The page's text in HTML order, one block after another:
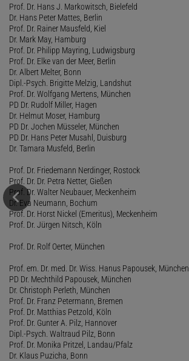
Prof. Dr. Hans J. Markowitsch, Bielefeld
Dr. Hans Peter Mattes, Berlin
Prof. Dr. Rainer Mausfeld, Kiel
Dr. Mark May, Hamburg
Prof. Dr. Philipp Mayring, Ludwigsburg
Prof. Dr. Elke van der Meer, Berlin
Dr. Albert Melter, Bonn
Dipl.-Psych. Brigitte Melzig, Landshut
Prof. Dr. Wolfgang Mertens, München
PD Dr. Rudolf Miller, Hagen
Dr. Helmut Moser, Hamburg
PD Dr. Jochen Müsseler, München
PD Dr. Hans Peter Musahl, Duisburg
Dr. Tamara Musfeld, Berlin
Prof. Dr. Friedemann Nerdinger, Rostock
Prof. Dr. Dr. Petra Netter, Gießen
Prof. Dr. Walter Neubauer, Meckenheim
Dr. Eva Neumann, Bochum
Prof. Dr. Horst Nickel (Emeritus), Meckenheim
Prof. Dr. Jürgen Nitsch, Köln
Prof. Dr. Rolf Oerter, München
Prof. em. Dr. med. Dr. Wiss. Hanus Papousek, München
PD Dr. Mechthild Papousek, München
Dr. Christoph Perleth, München
Prof. Dr. Franz Petermann, Bremen
Prof. Dr. Matthias Petzold, Köln
Prof. Dr. Gunter A. Pilz, Hannover
Dipl.-Psych. Waltraud Pilz, Bonn
Prof. Dr. Monika Pritzel, Landau/Pfalz
Dr. Klaus Puzicha, Bonn